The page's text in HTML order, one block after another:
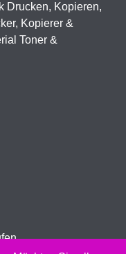
Drucken, Kopieren,
Kopierer &
Toner &